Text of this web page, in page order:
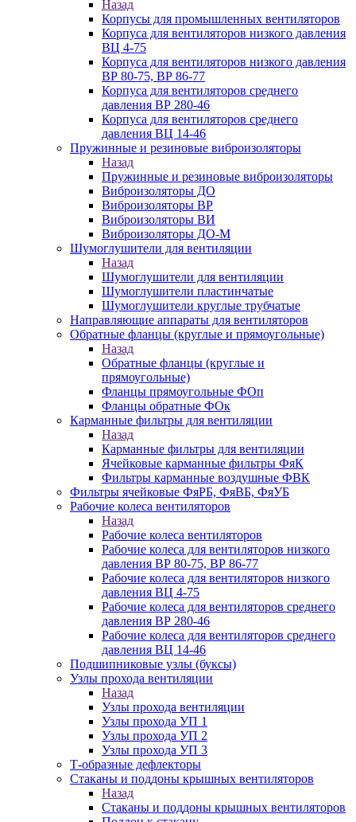
Назад
Корпусы для промышленных вентиляторов
Корпуса для вентиляторов низкого давления
ВЦ 4-75
Корпуса для вентиляторов низкого давления
ВР 80-75, ВР 86-77
Корпуса для вентиляторов среднего
давления ВР 280-46
Корпуса для вентиляторов среднего
давления ВЦ 14-46
Пружинные и резиновые виброизоляторы
Назад
Пружинные и резиновые виброизоляторы
Виброизоляторы ДО
Виброизоляторы ВР
Виброизоляторы ВИ
Виброизоляторы ДО-М
Шумоглушители для вентиляции
Назад
Шумоглушители для вентиляции
Шумоглушители пластинчатые
Шумоглушители круглые трубчатые
Направляющие аппараты для вентиляторов
Обратные фланцы (круглые и прямоугольные)
Назад
Обратные фланцы (круглые и
прямоугольные)
Фланцы прямоугольные ФОп
Фланцы обратные ФОк
Карманные фильтры для вентиляции
Назад
Карманные фильтры для вентиляции
Ячейковые карманные фильтры ФяК
Фильтры карманные воздушные ФВК
Фильтры ячейковые ФяРБ, ФяВБ, ФяУБ
Рабочие колеса вентиляторов
Назад
Рабочие колеса вентиляторов
Рабочие колеса для вентиляторов низкого
давления ВР 80-75, ВР 86-77
Рабочие колеса для вентиляторов низкого
давления ВЦ 4-75
Рабочие колеса для вентиляторов среднего
давления ВР 280-46
Рабочие колеса для вентиляторов среднего
давления ВЦ 14-46
Подшипниковые узлы (буксы)
Узлы прохода вентиляции
Назад
Узлы прохода вентиляции
Узлы прохода УП 1
Узлы прохода УП 2
Узлы прохода УП 3
Т-образные дефлекторы
Стаканы и поддоны крышных вентиляторов
Назад
Стаканы и поддоны крышных вентиляторов